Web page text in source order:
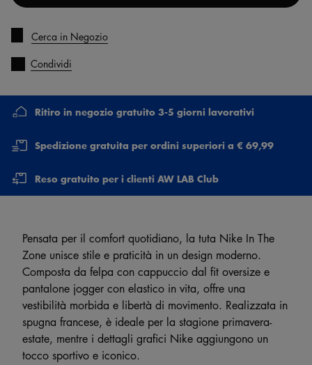
Cerca in Negozio
Condividi
Ritiro in negozio gratuito 3-5 giorni lavorativi
Spedizione gratuita per ordini superiori a € 69,99
Reso gratuito per i clienti AW LAB Club
Pensata per il comfort quotidiano, la tuta Nike In The
Zone unisce stile e praticità in un design moderno.
Composta da felpa con cappuccio dal fit oversize e
pantalone jogger con elastico in vita, offre una
vestibilità morbida e libertà di movimento. Realizzata in
spugna francese, è ideale per la stagione primavera-
estate, mentre i dettagli grafici Nike aggiungono un
tocco sportivo e iconico.